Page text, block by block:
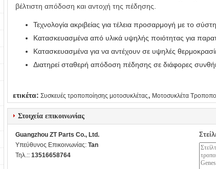
βέλτιστη απόδοση και αντοχή της πέδησης.
Τεχνολογία ακριβείας για τέλεια προσαρμογή με το
Κατασκευασμένα από υλικά υψηλής ποιότητας για
Κατασκευασμένα για να αντέχουν σε υψηλές
Διατηρεί σταθερή απόδοση πέδησης σε διάφορες
ετικέτα: Συσκευές τροποποίησης μοτοσυκλέτας, Μοτοσυκλέτα
Στοιχεία επικοινωνίας
Guangzhou ZT Parts Co., Ltd.
Υπεύθυνος Επικοινωνίας: Tan
Τηλ.:: 13516658764